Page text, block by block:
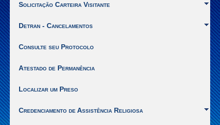
para
1]
Ir
Solicitação Carteira Visitante
Detran - Cancelamentos
Consulte seu Protocolo
Atestado de Permanência
Localizar um Preso
Credenciamento de Assistência Religiosa